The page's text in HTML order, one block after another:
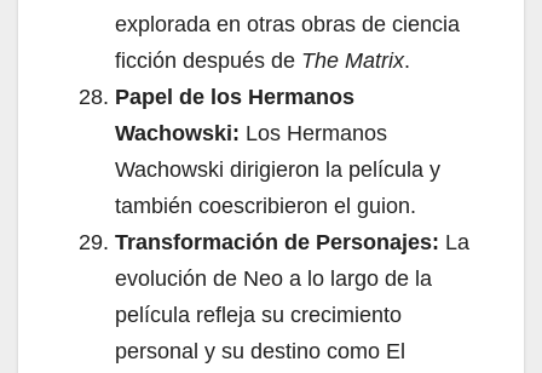
explorada en otras obras de ciencia
ficción después de The Matrix.
Papel de los Hermanos
Wachowski: Los Hermanos
Wachowski dirigieron la película y
también coescribieron el guion.
Transformación de Personajes: La
evolución de Neo a lo largo de la
película refleja su crecimiento
personal y su destino como El